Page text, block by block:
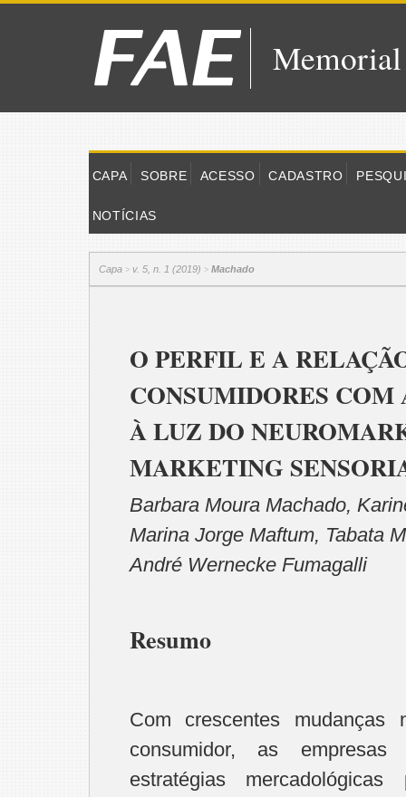
Memorial
CAPA SOBRE ACESSO CADASTRO
NOTÍCIAS
Capa > v. 5, n. 1 (2019) > Machado
O PERFIL E A
CONSUMIDORES COM
À LUZ DO
MARKETING
Barbara Moura Machado,
Marina Jorge Maftum, Tabata
André Wernecke Fumagalli
Resumo
Com crescentes mudanças
consumidor, as
estratégias